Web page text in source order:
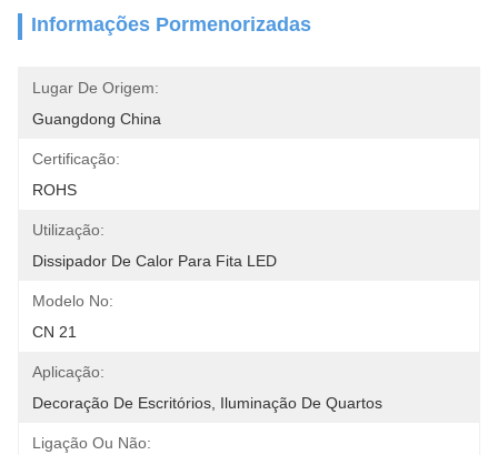
Informações Pormenorizadas
Lugar De Origem:
Guangdong China
Certificação:
ROHS
Utilização:
Dissipador De Calor Para Fita LED
Modelo No:
CN 21
Aplicação:
Decoração De Escritórios, Iluminação De Quartos
Ligação Ou Não: